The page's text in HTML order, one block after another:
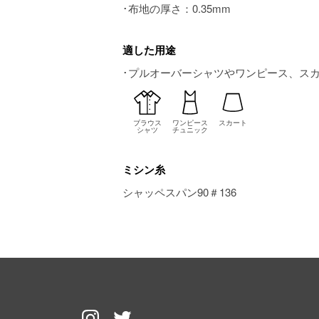
･布地の厚さ：0.35mm
適した用途
･プルオーバーシャツやワンピース、ス
ブラウス
シャツ
ワンピース
チュニック
スカート
ミシン糸
シャッペスパン90＃136